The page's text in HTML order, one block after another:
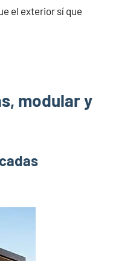
el exterior sí que
modular y